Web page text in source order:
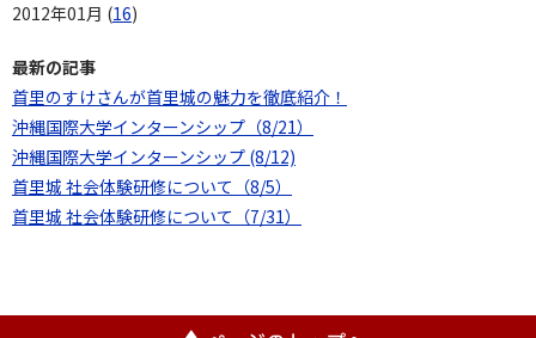
2012年01月 (16)
最新の記事
首里のすけさんが首里城の魅力を徹底紹介！
沖縄国際大学インターンシップ（8/21）
沖縄国際大学インターンシップ (8/12)
首里城 社会体験研修について（8/5）
首里城 社会体験研修について（7/31）